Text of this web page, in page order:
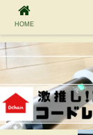
HOME